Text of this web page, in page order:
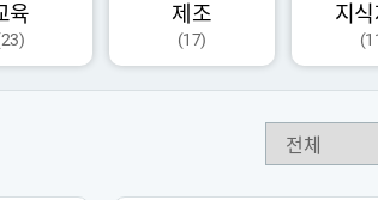
육 제조
(17)
지